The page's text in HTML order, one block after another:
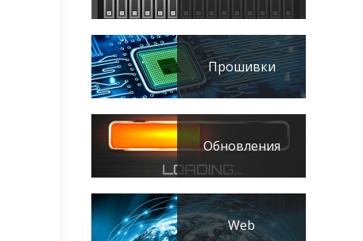
Прошивки
Обновления
Web